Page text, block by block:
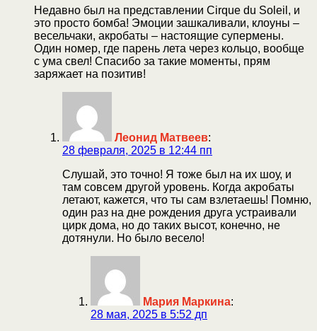
Недавно был на представлении Cirque du Soleil, и
это просто бомба! Эмоции зашкаливали, клоуны –
весельчаки, акробаты – настоящие супермены.
Один номер, где парень лета через кольцо, вообще
с ума свел! Спасибо за такие моменты, прям
заряжает на позитив!
Леонид Матвеев:
28 февраля, 2025 в 12:44 пп
Слушай, это точно! Я тоже был на их шоу, и
там совсем другой уровень. Когда акробаты
летают, кажется, что ты сам взлетаешь! Помню,
один раз на дне рождения друга устраивали
цирк дома, но до таких высот, конечно, не
дотянули. Но было весело!
Мария Маркина:
28 мая, 2025 в 5:52 дп